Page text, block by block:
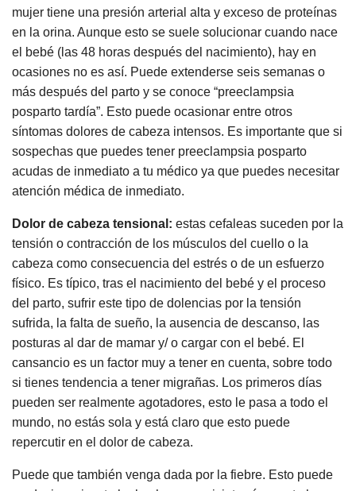
mujer tiene una presión arterial alta y exceso de proteínas
en la orina. Aunque esto se suele solucionar cuando nace
el bebé (las 48 horas después del nacimiento), hay en
ocasiones no es así. Puede extenderse seis semanas o
más después del parto y se conoce “preeclampsia
posparto tardía”. Esto puede ocasionar entre otros
síntomas dolores de cabeza intensos. Es importante que si
sospechas que puedes tener preeclampsia posparto
acudas de inmediato a tu médico ya que puedes necesitar
atención médica de inmediato.
Dolor de cabeza tensional: estas cefaleas suceden por la
tensión o contracción de los músculos del cuello o la
cabeza como consecuencia del estrés o de un esfuerzo
físico. Es típico, tras el nacimiento del bebé y el proceso
del parto, sufrir este tipo de dolencias por la tensión
sufrida, la falta de sueño, la ausencia de descanso, las
posturas al dar de mamar y/ o cargar con el bebé. El
cansancio es un factor muy a tener en cuenta, sobre todo
si tienes tendencia a tener migrañas. Los primeros días
pueden ser realmente agotadores, esto le pasa a todo el
mundo, no estás sola y está claro que esto puede
repercutir en el dolor de cabeza.
Puede que también venga dada por la fiebre. Esto puede